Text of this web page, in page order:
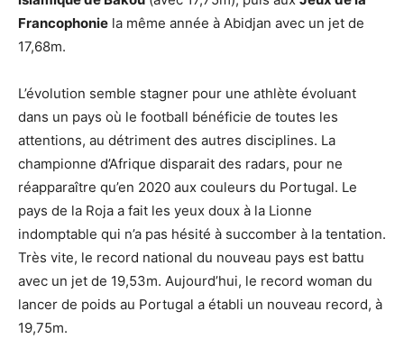
Francophonie la même année à Abidjan avec un jet de
17,68m.
L’évolution semble stagner pour une athlète évoluant
dans un pays où le football bénéficie de toutes les
attentions, au détriment des autres disciplines. La
championne d’Afrique disparait des radars, pour ne
réapparaître qu’en 2020 aux couleurs du Portugal. Le
pays de la Roja a fait les yeux doux à la Lionne
indomptable qui n’a pas hésité à succomber à la tentation.
Très vite, le record national du nouveau pays est battu
avec un jet de 19,53m. Aujourd’hui, le record woman du
lancer de poids au Portugal a établi un nouveau record, à
19,75m.